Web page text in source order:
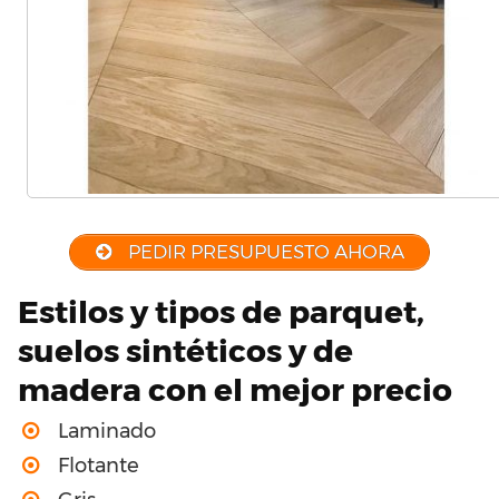
PEDIR PRESUPUESTO AHORA
Estilos y tipos de parquet,
suelos sintéticos y de
madera con el mejor precio
Laminado
Flotante